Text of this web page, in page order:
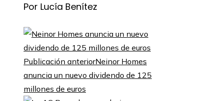
Por Lucía Benítez
Publicación anteriorNeinor Homes
anuncia un nuevo dividendo de 125
millones de euros